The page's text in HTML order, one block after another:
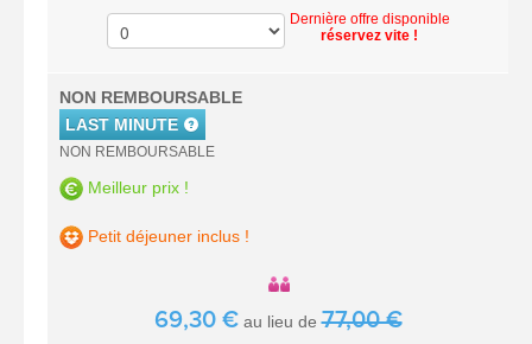
Dernière offre disponible
réservez vite !
NON REMBOURSABLE
LAST MINUTE
NON REMBOURSABLE
Meilleur prix !
Petit déjeuner inclus !
69,30 €au lieu de77,00 €